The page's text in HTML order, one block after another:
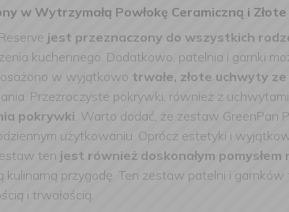
w Wytrzymałą Powłokę Ceramiczną i
jest przeznaczony do wszystkich
kuchennego. Dodatkowo, patelnia i garnki
w wyjątkowo trwałe, złote uchwyty
Przezroczyste pokrywki, również z
pokrywki. Warto dodać, że zestaw GreenPan
użytkowaniu. Oprócz estetyki i
ten jest również doskonałym
przygodę. Ten zestaw patelni i
i trwałością.